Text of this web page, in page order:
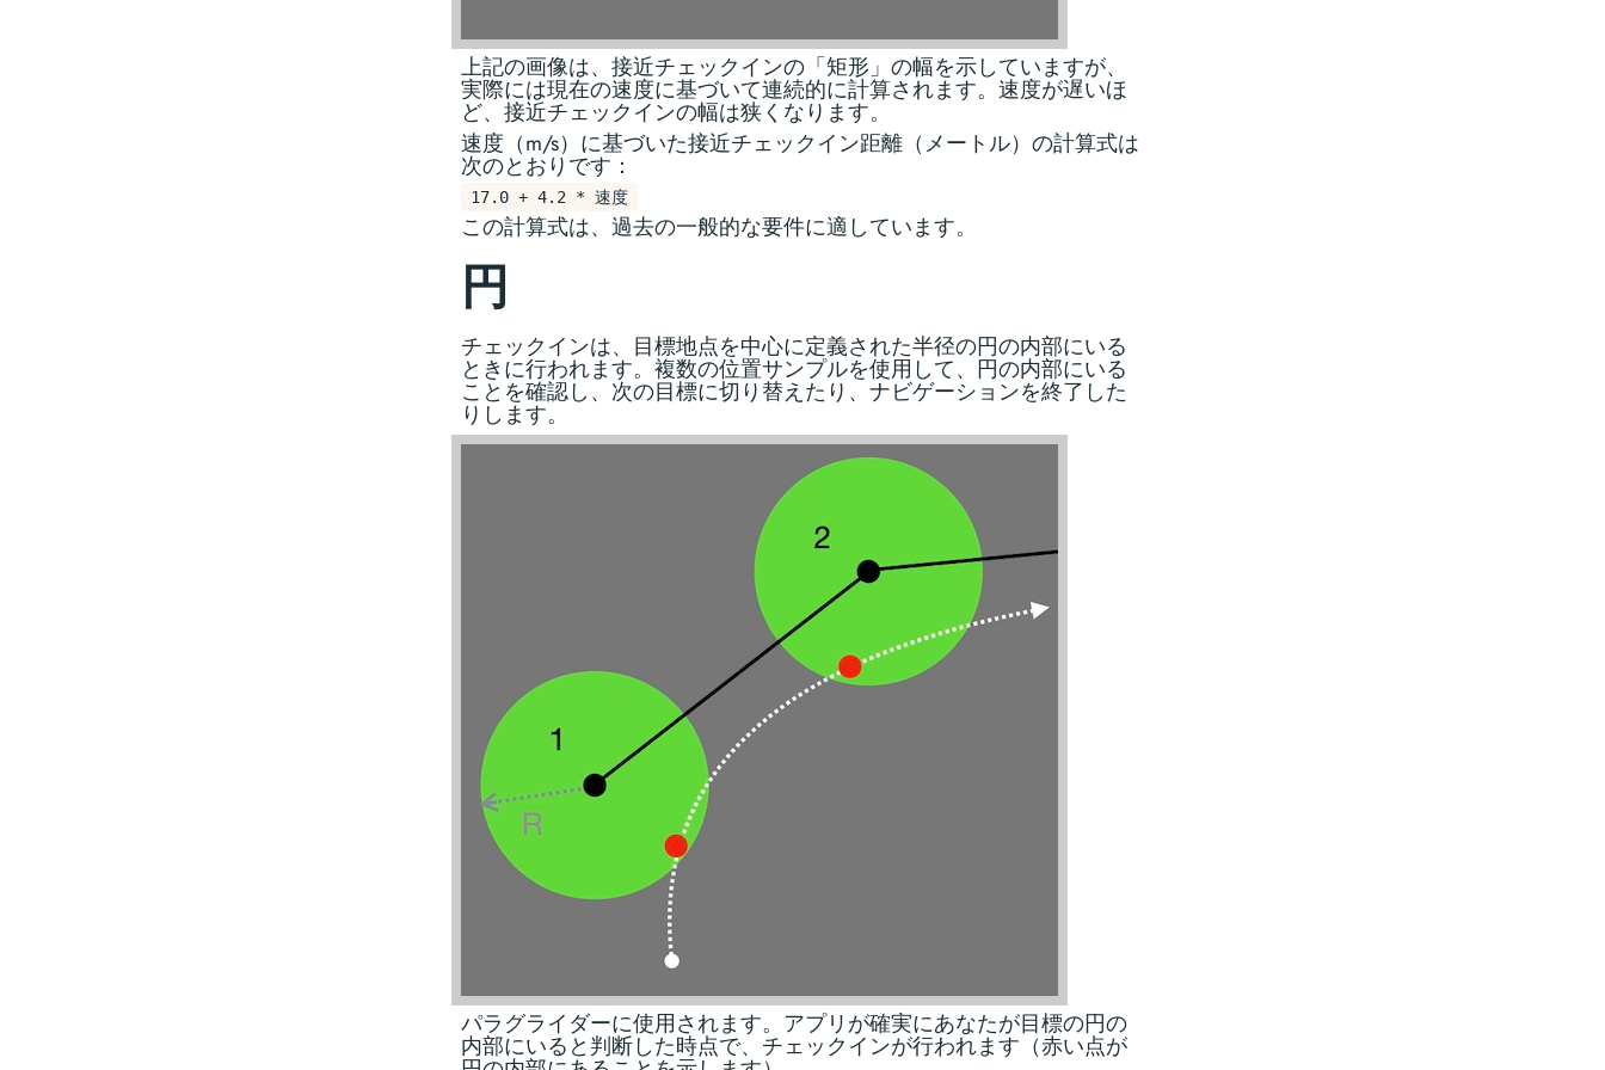
上記の画像は、接近チェックインの「矩形」の幅を示していますが、
実際には現在の速度に基づいて連続的に計算されます。速度が遅いほ
ど、接近チェックインの幅は狭くなります。
速度（m/s）に基づいた接近チェックイン距離（メートル）の計算式は
次のとおりです：
17.0 + 4.2 * 速度
この計算式は、過去の一般的な要件に適しています。
円
チェックインは、目標地点を中心に定義された半径の円の内部にいる
ときに行われます。複数の位置サンプルを使用して、円の内部にいる
ことを確認し、次の目標に切り替えたり、ナビゲーションを終了した
りします。
パラグライダーに使用されます。アプリが確実にあなたが目標の円の
内部にいると判断した時点で、チェックインが行われます（赤い点が